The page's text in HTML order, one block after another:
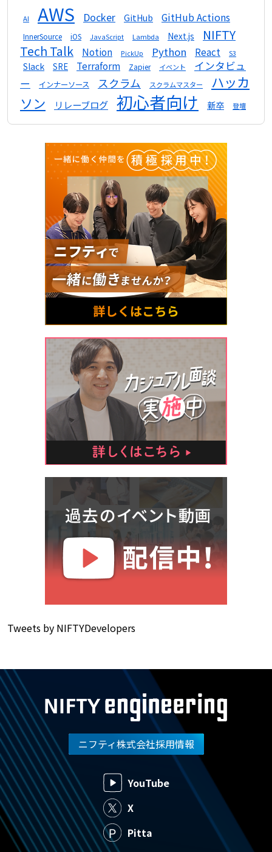
AI AWS Docker GitHub GitHub Actions
InnerSource iOS JavaScript Lambda Next.js
NIFTY
Tech Talk
Notion PickUp Python React S3
Slack SRE Terraform Zapier イベント
インタビュ
ー
インナーソース スクラム スクラムマスター
ハッカ
ソン
リレーブログ 初心者向け 新卒 登壇
Tweets by NIFTYDevelopers
ニフティ株式会社採用情報
YouTube
X
Pitta